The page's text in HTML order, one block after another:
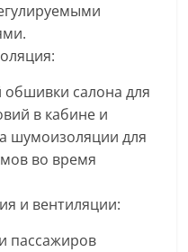
салона для
в кабине и
шумоизоляции для
во время
и вентиляции:
пассажиров